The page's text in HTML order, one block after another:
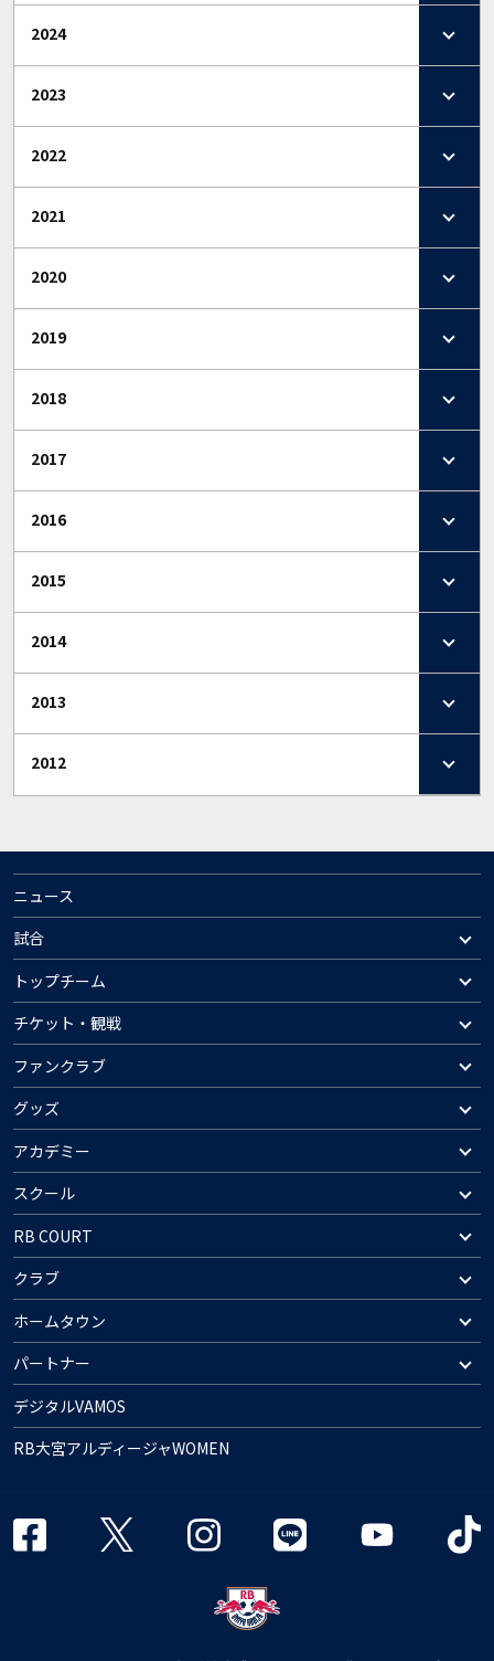
2024
2023
2022
2021
2020
2019
2018
2017
2016
2015
2014
2013
2012
ニュース
試合
トップチーム
チケット・観戦
ファンクラブ
グッズ
アカデミー
スクール
RB COURT
クラブ
ホームタウン
パートナー
デジタルVAMOS
RB大宮アルディージャWOMEN